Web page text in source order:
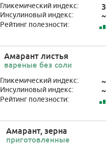
Гликемический индекс:
Инсулиновый индекс: ~
Рейтинг полезности:
Амарант листья
вареные без соли
Гликемический индекс: ~
Инсулиновый индекс: ~
Рейтинг полезности:
Амарант, зерна
приготовленные